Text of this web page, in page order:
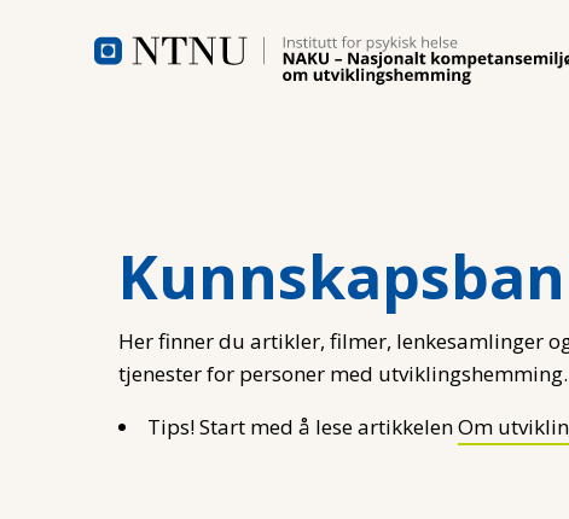
Her finner du artikler, filmer, lenkesamlinger
tjenester for personer med utviklingshemming.
Tips! Start med å lese artikkelenOm